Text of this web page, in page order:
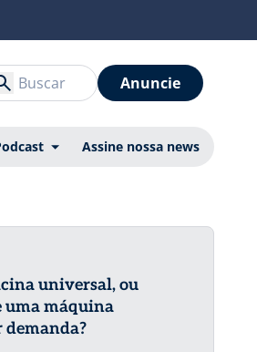
Anuncie
Assine nossa news
universal, ou
uma máquina